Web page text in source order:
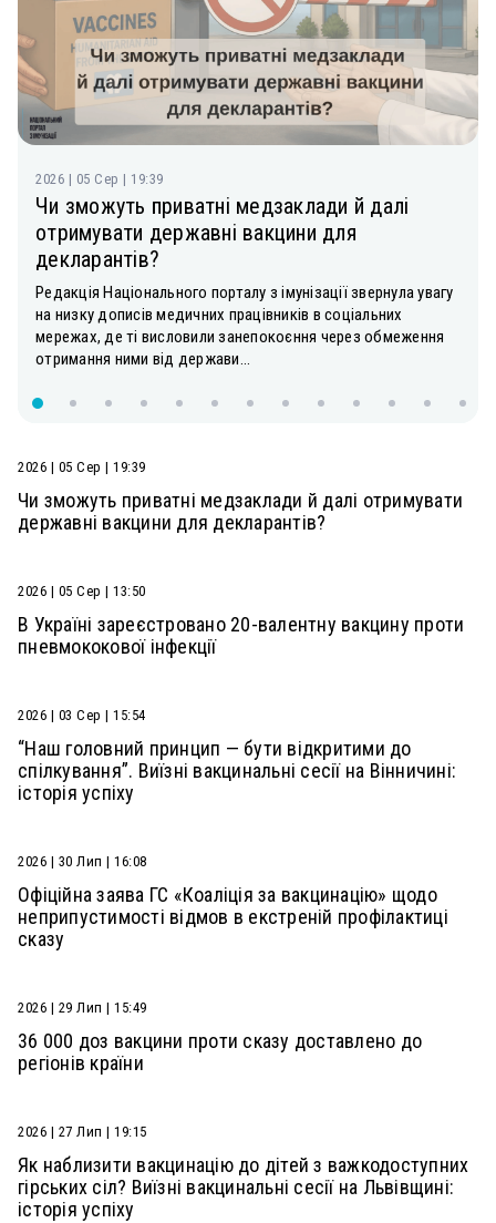
2026 | 05 Сер | 19:39
Чи зможуть приватні медзаклади й далі
отримувати державні вакцини для
декларантів?
Редакція Національного порталу з імунізації звернула увагу
на низку дописів медичних працівників в соціальних
мережах, де ті висловили занепокоєння через обмеження
отримання ними від держави...
2026 | 05 Сер | 19:39
Чи зможуть приватні медзаклади й далі отримувати
державні вакцини для декларантів?
2026 | 05 Сер | 13:50
В Україні зареєстровано 20-валентну вакцину проти
пневмококової інфекції
2026 | 03 Сер | 15:54
“Наш головний принцип — бути відкритими до
спілкування”. Виїзні вакцинальні сесії на Вінничині:
історія успіху
2026 | 30 Лип | 16:08
Офіційна заява ГС «Коаліція за вакцинацію» щодо
неприпустимості відмов в екстреній профілактиці
сказу
2026 | 29 Лип | 15:49
36 000 доз вакцини проти сказу доставлено до
регіонів країни
2026 | 27 Лип | 19:15
Як наблизити вакцинацію до дітей з важкодоступних
гірських сіл? Виїзні вакцинальні сесії на Львівщині:
історія успіху